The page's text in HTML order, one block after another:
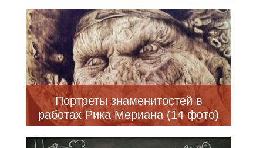
Портреты знаменитостей в
работах Рика Мериана (14 фото)